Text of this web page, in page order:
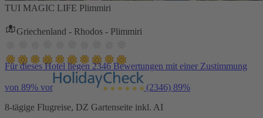
TUI MAGIC LIFE Plimmiri
Griechenland - Rhodos - Plimmiri
Für dieses Hotel liegen 2346 Bewertungen mit einer Zustimmung
von 89% vor (2346) 89%
8-tägige Flugreise, DZ Gartenseite inkl. AI